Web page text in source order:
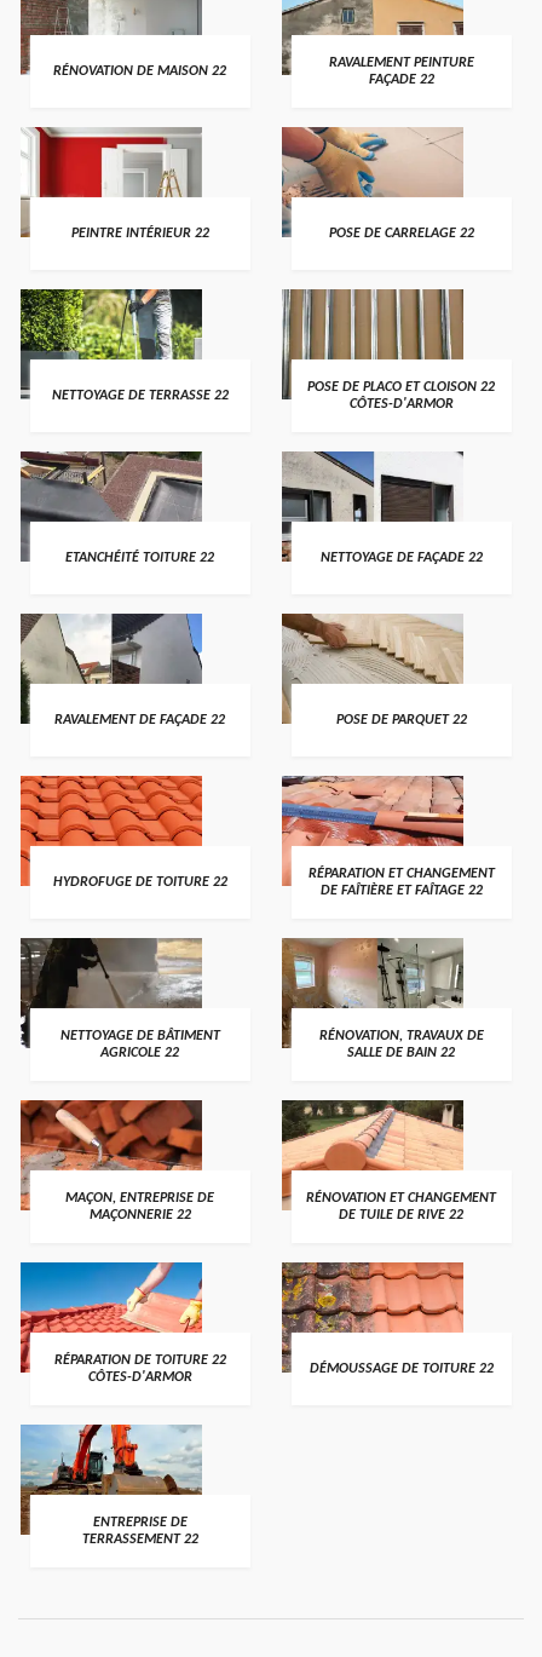
RÉNOVATION DE MAISON 22
RAVALEMENT PEINTURE
FAÇADE 22
PEINTRE INTÉRIEUR 22 POSE DE CARRELAGE 22
NETTOYAGE DE TERRASSE 22
POSE DE PLACO ET CLOISON 22
CÔTES-D'ARMOR
ETANCHÉITÉ TOITURE 22 NETTOYAGE DE FAÇADE 22
RAVALEMENT DE FAÇADE 22 POSE DE PARQUET 22
HYDROFUGE DE TOITURE 22
RÉPARATION ET CHANGEMENT
DE FAÎTIÈRE ET FAÎTAGE 22
NETTOYAGE DE BÂTIMENT
AGRICOLE 22
RÉNOVATION, TRAVAUX DE
SALLE DE BAIN 22
MAÇON, ENTREPRISE DE
MAÇONNERIE 22
RÉNOVATION ET CHANGEMENT
DE TUILE DE RIVE 22
RÉPARATION DE TOITURE 22
CÔTES-D'ARMOR
DÉMOUSSAGE DE TOITURE 22
ENTREPRISE DE
TERRASSEMENT 22